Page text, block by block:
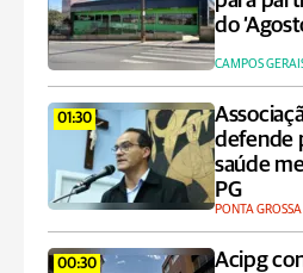
do
CAMPOS
01:30
defende
saúde
PG
PONTA GROSSA
00:30
Acipg